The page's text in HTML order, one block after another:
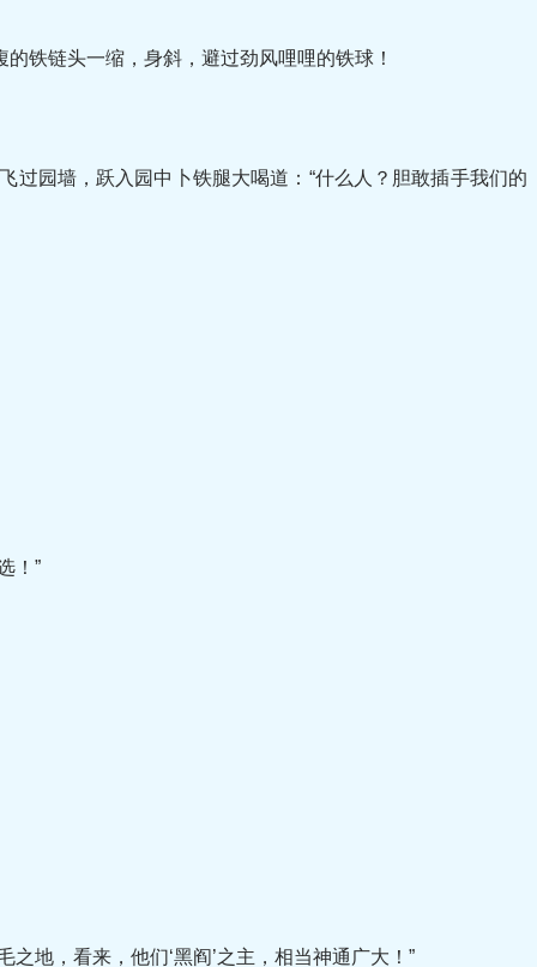
铁链头一缩，身斜，避过劲风哩哩的铁球！
园墙，跃入园中卜铁腿大喝道：“什么人？胆敢插手我们的
！”
地，看来，他们‘黑阎’之主，相当神通广大！”